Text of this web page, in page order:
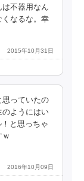
不器用なん
くなるな。幸
2015年10月31日
っていたの
のようにはい
と思っちゃ
ｗ
2016年10月09日